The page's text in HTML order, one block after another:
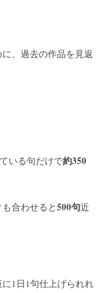
、過去の作品を見返
いる句だけで約350
合わせると500句近
1日1句仕上げられれ